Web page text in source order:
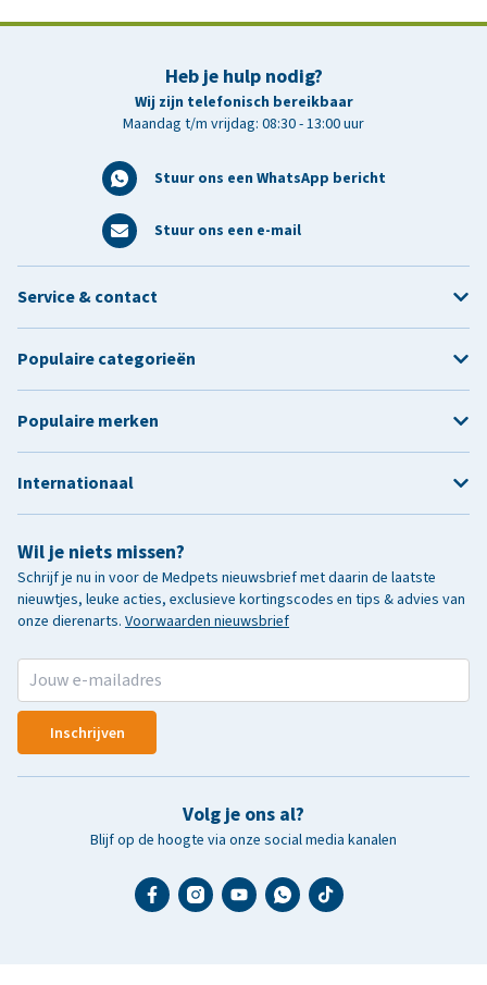
Heb je hulp nodig?
Wij zijn telefonisch bereikbaar
Maandag t/m vrijdag: 08:30 - 13:00 uur
Stuur ons een WhatsApp bericht
Stuur ons een e-mail
Wil je niets missen?
Schrijf je nu in voor de Medpets nieuwsbrief met daarin de laatste
nieuwtjes, leuke acties, exclusieve kortingscodes en tips & advies van
onze dierenarts. Voorwaarden nieuwsbrief
Inschrijven
Volg je ons al?
Blijf op de hoogte via onze social media kanalen
Service & contact
Populaire categorieën
Populaire merken
Internationaal